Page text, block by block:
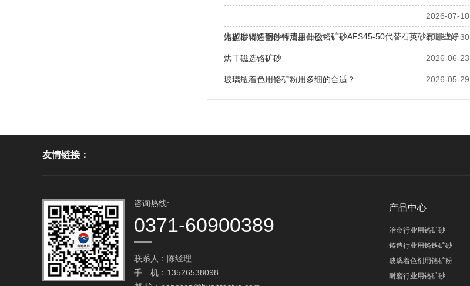
2026-07-10
大型磨辊铸钢件铸造用面砂铬矿砂AFS45-50代替石英砂有哪些好
处？
2026-06-30
铬矿砂铸造面砂作用是什么
2026-06-23
烘干磁选铬矿砂
2026-05-29
玻璃瓶着色用铬矿粉用多细的合适？
友情链接：
咨询热线:
0371-60900389
联系人：陈经理
手 机：13526538098
产品中心
冶金行业用铬矿砂
铸造行业用铬铁矿砂
玻璃着色剂用铬矿粉
耐磨行业用铬矿砂